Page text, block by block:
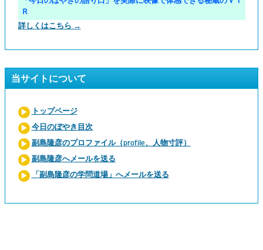
Ｒ
詳しくはこちら →
当サイトについて
トップページ
今日のぼやき目次
副島隆彦のプロファイル（profile、人物寸評）
副島隆彦へメールを送る
「副島隆彦の学問道場」へメールを送る